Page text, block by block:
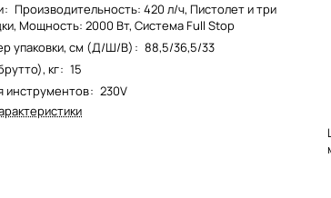
: Производительность: 420 л/ч, Пистолет и три
Мощность: 2000 Вт, Система Full Stop
упаковки, см (Д/Ш/В) : 88,5/36,5/33
кг: 15
инструментов: 230V